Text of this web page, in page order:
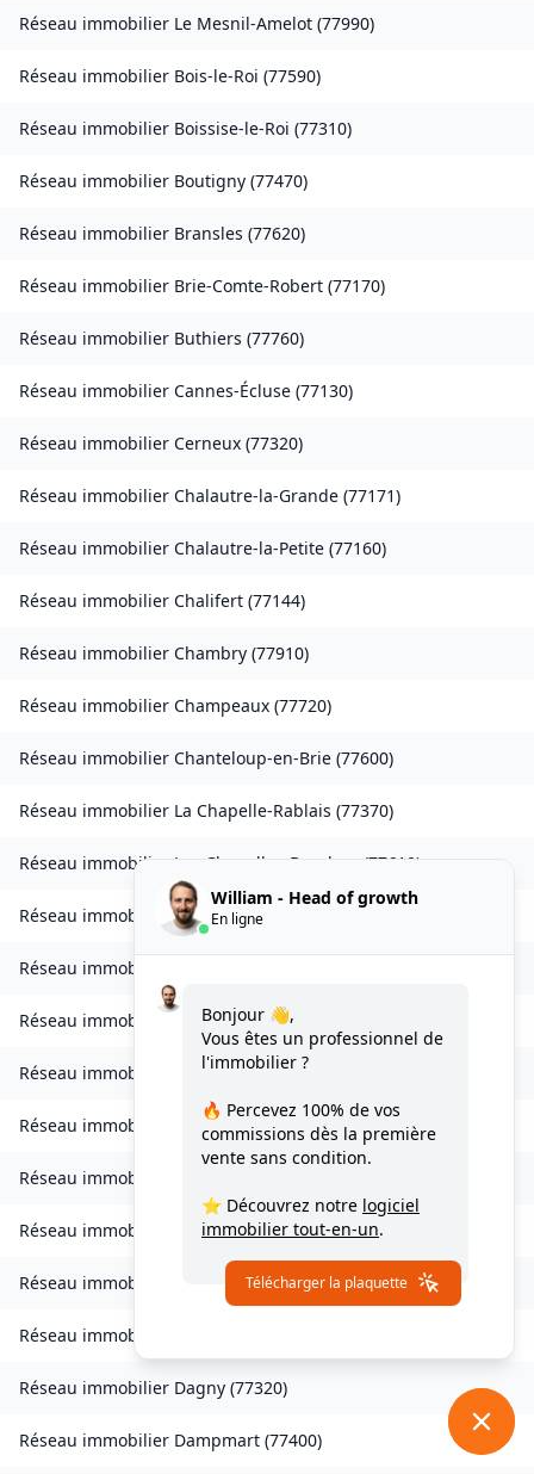
Réseau immobilier Le Mesnil-Amelot (77990)
Réseau immobilier Bois-le-Roi (77590)
Réseau immobilier Boissise-le-Roi (77310)
Réseau immobilier Boutigny (77470)
Réseau immobilier Bransles (77620)
Réseau immobilier Brie-Comte-Robert (77170)
Réseau immobilier Buthiers (77760)
Réseau immobilier Cannes-Écluse (77130)
Réseau immobilier Cerneux (77320)
Réseau immobilier Chalautre-la-Grande (77171)
Réseau immobilier Chalautre-la-Petite (77160)
Réseau immobilier Chalifert (77144)
Réseau immobilier Chambry (77910)
Réseau immobilier Champeaux (77720)
Réseau immobilier Chanteloup-en-Brie (77600)
Réseau immobilier La Chapelle-Rablais (77370)
Réseau immobilier Les Chapelles-Bourbon (77610)
Réseau immobilierCharmentray
Réseau immobilier
Réseau immobilier Chessy(77700)
Réseau immobilier Combs-la-Ville( 77380
Réseau immobilier Compans(77290
Réseau immobilier
Réseau immobilier Coupvray(77700)
Réseau immobilier Courchamp(77560)
Réseau immobilier
Réseau immobilier Dagny (77320)
Réseau immobilier Dampmart (77400)
William - Head of growth
En ligne
Bonjour 👋,
Vous êtes un professionnel de
l'immobilier ?
🔥 Percevez 100% de vos
commissions dès la première
vente sans condition.
⭐ Découvrez notre logiciel
immobilier tout-en-un.
Télécharger la plaquette